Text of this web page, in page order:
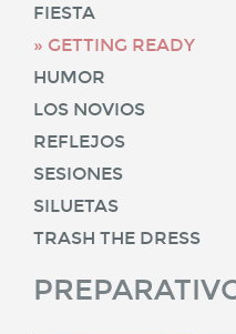
FIESTA
GETTING READY
HUMOR
LOS NOVIOS
REFLEJOS
SESIONES
SILUETAS
TRASH THE DRESS